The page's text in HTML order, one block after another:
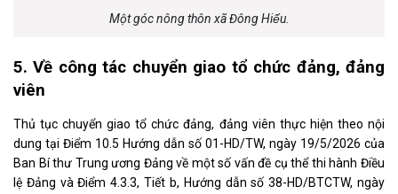
Một góc nông thôn xã Đông Hiếu.
5. Về công tác chuyển giao tổ chức đảng, đảng
viên
Thủ tục chuyển giao tổ chức đảng, đảng viên thực hiện theo nội
dung tại Điểm 10.5 Hướng dẫn số 01-HD/TW, ngày 19/5/2026 của
Ban Bí thư Trung ương Đảng về một số vấn đề cụ thể thi hành Điều
lệ Đảng và Điểm 4.3.3, Tiết b, Hướng dẫn số 38-HD/BTCTW, ngày